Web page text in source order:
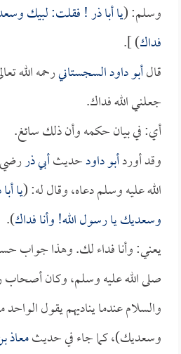
وسلم: (ياأبا ذر! فقلت: لبيك
فداك) ].
قالأبو داود السجستانيرحمه الله
جعلني الله فداك.
أي: في بيان حكمه وأن ذلك سائغ.
وقد أوردأبو داودحديثأبي ذررضي
الله عليه وسلم دعاه، وقال له: (يا
وسعديك يا رسول الله! وأنا فداك).
يعني: وأنا فداء لك. وهذا جواب
صلى الله عليه وسلم، وكان أصحاب
والسلام عندما يناديهم يقول
وسعديك)، كما جاء في حديثمعاذ